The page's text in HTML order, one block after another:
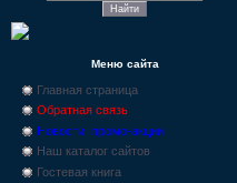
Меню сайта
Главная страница
Обратная связь
Новости, промо-акции
Наш каталог сайтов
Гостевая книга